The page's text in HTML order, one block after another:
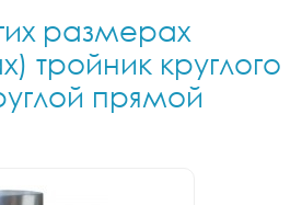
размерах
тройник круглого
прямой